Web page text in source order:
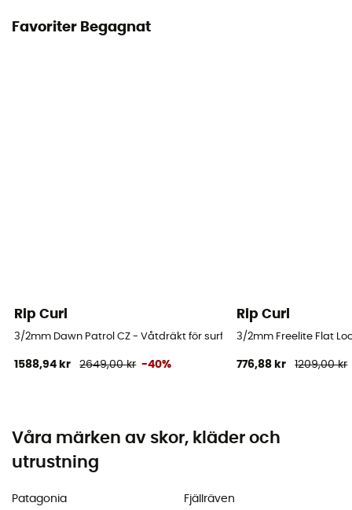
Favoriter Begagnat
Rip Curl
3/2mm Dawn Patrol CZ - Våtdräkt för surfing - Børn
1588,94 kr 2649,00 kr -40%
Rip Curl
3/2mm Freelite Flat
776,88 kr 1209,00 kr
Våra märken av skor, kläder och
utrustning
Patagonia
Fjällräven